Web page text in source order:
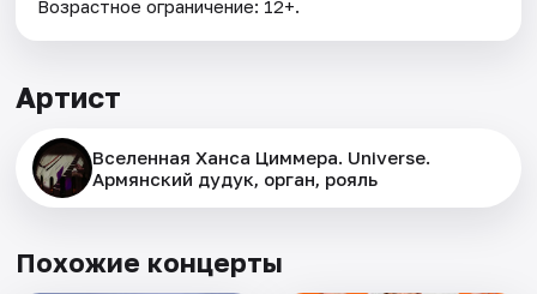
Возрастное ограничение: 12+.
Артист
Вселенная Ханса Циммера. Universe.
Армянский дудук, орган, рояль
Похожие концерты